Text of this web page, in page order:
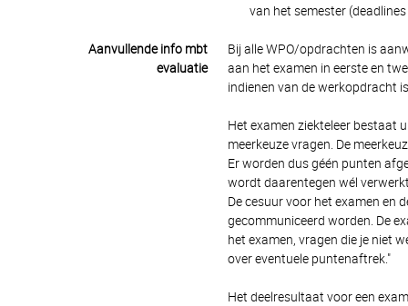
van het semester
Aanvullende info mbt
evaluatie
Bij alle WPO/opdrachten is
aan het examen in eerste en
indienen van de werkopdracht
Het examen ziekteleer bestaat
meerkeuze vragen. De
Er worden dus géén punten
wordt daarentegen wél
De cesuur voor het examen en
gecommuniceerd worden. De
het examen, vragen die je niet
over eventuele puntenaftrek."
Het deelresultaat voor een